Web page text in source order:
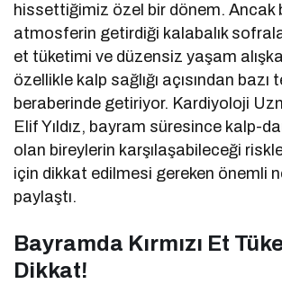
hissettiğimiz özel bir dönem. Ancak
atmosferin getirdiği kalabalık
et tüketimi ve düzensiz yaşam
özellikle kalp sağlığı açısından bazı
beraberinde getiriyor. Kardiyoloji
Elif Yıldız, bayram süresince kalp-
olan bireylerin karşılaşabileceği
için dikkat edilmesi gereken önemli
paylaştı.
Bayramda Kırmızı Et
Dikkat!